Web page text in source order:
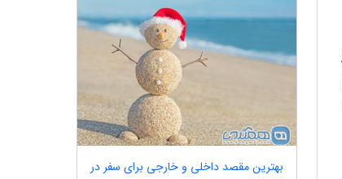
بهترین مقصد داخلی و خارجی برای سفر در